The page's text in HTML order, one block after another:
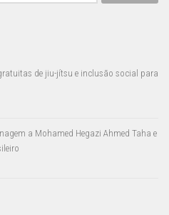
de jiu-jítsu e inclusão social para
a Mohamed Hegazi Ahmed Taha e